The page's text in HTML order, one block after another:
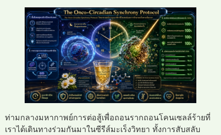
ท่ามกลางมหากาพย์การต่อสู้เพื่อถอนรากถอนโคนเซลล์ร้ายที่
เราได้เดินทางร่วมกันมาในซีรีส์มะเร็งวิทยา ทั้งการสับสลับ